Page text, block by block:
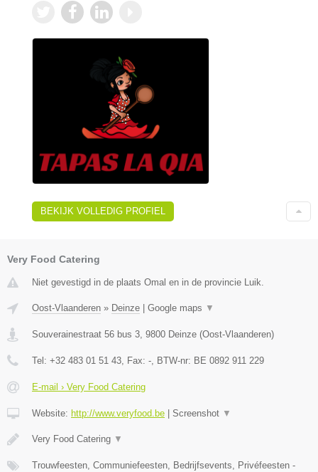
BEKIJK VOLLEDIG PROFIEL
Very Food Catering
Niet gevestigd in de plaats Omal en in de provincie Luik.
Oost-Vlaanderen » Deinze Google maps ▼
Souverainestraat 56 bus 3, 9800 Deinze (Oost-Vlaanderen)
Tel: +32 483 01 51 43, Fax: -, BTW-nr: BE 0892 911 229
E-mail › Very Food Catering
Website: http://www.veryfood.be Screenshot ▼
Very Food Catering ▼
Trouwfeesten, Communiefeesten, Bedrijfsevents, Privéfeesten -